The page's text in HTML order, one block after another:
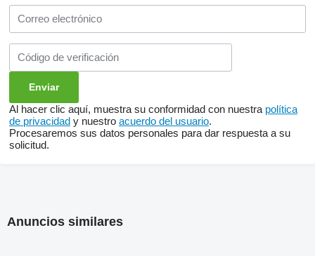
Al hacer clic aquí, muestra su conformidad con nuestra política
de privacidad y nuestro acuerdo del usuario.
Procesaremos sus datos personales para dar respuesta a su
solicitud.
Anuncios similares